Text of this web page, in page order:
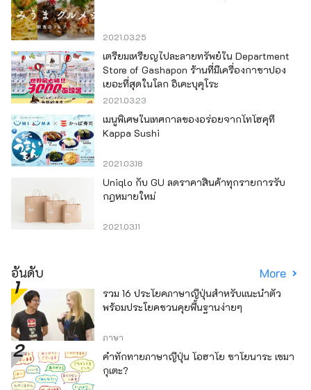
2021.03.25
เตรียมเหรียญไปละลายทรัพย์ใน Department
Store of Gashapon ร้านที่มีเครื่องกาชาปอง
เยอะที่สุดในโลก อิเคะบุคุโระ
2021.03.23
เมนูพิเศษในเทศกาลของอร่อยจากโทโฮคุที่
Kappa Sushi
2021.03.18
Uniqlo กับ GU ลดราคาสินค้าทุกรายการรับ
กฎหมายใหม่
2021.03.11
อันดับ More
รวม 16 ประโยคภาษาญี่ปุ่นสำหรับแนะนำตัว
พร้อมประโยคชวนคุยพื้นฐานง่ายๆ
ภาษา
คำทักทายภาษาญี่ปุ่น โอฮาโย ซาโยนาระ เซมา
กุเตะ?